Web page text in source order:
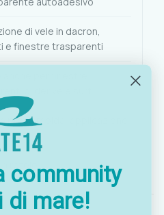
di vele in dacron,
e finestre trasparenti
a presa rapida, applicazione
rotolo
community
di mare!